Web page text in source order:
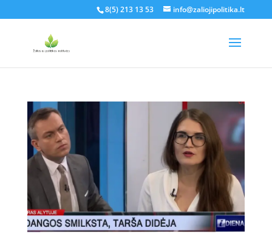
8(5) 213 13 53 info@zaliojipolitika.lt